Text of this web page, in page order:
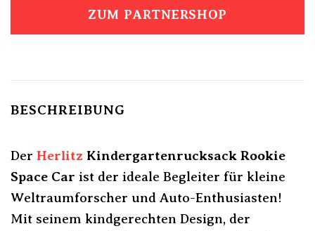
ZUM PARTNERSHOP
BESCHREIBUNG
Der Herlitz Kindergartenrucksack Rookie
Space Car ist der ideale Begleiter für kleine
Weltraumforscher und Auto-Enthusiasten!
Mit seinem kindgerechten Design, der